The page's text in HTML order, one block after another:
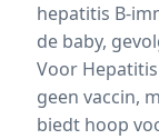
hepatitis B-
de baby,
Voor
geen vaccin,
biedt hoop